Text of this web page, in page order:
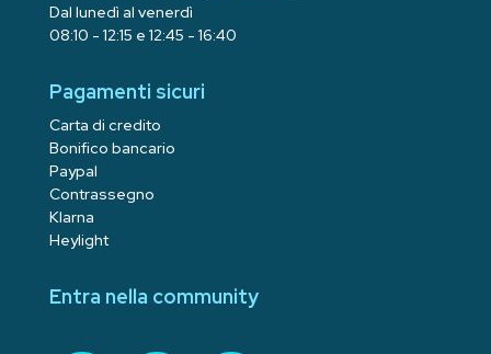
Dal lunedì al venerdì
08:10 - 12:15 e 12:45 - 16:40
Pagamenti sicuri
Carta di credito
Bonifico bancario
Paypal
Contrassegno
Klarna
Heylight
Entra nella community